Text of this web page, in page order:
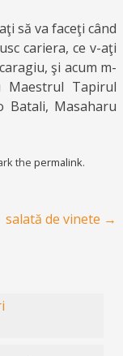
să va faceţi când
cariera, ce v-aţi
şi acum m-
Tapirul
Batali, Masaharu
the permalink.
salată de vinete →